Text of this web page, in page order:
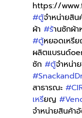
https://
#ตจำหน่ายสิน
ผ้า #รานซักผ้
#ตหยอดเหรี
ผลิตแบรนด์
ซัก #ตจำหน่า
สาธารณะ
เหรียญ
จำหน่ายสินค้า